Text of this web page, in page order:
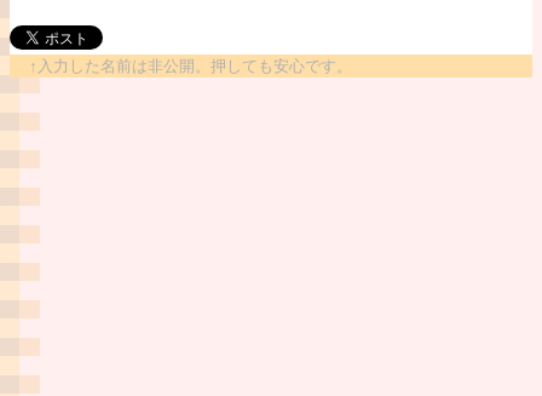
↑入力した名前は非公開。押しても安心です。